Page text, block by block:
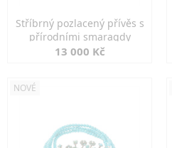
Stříbrný pozlacený přívěs s
přírodními smaragdy
13 000 Kč
NOVÉ